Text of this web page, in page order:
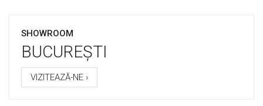
SHOWROOM
BUCUREȘTI
VIZITEAZĂ-NE ›